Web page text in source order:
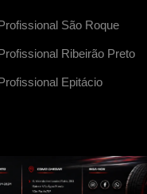
São Roque
Ribeirão Preto
Epitácio